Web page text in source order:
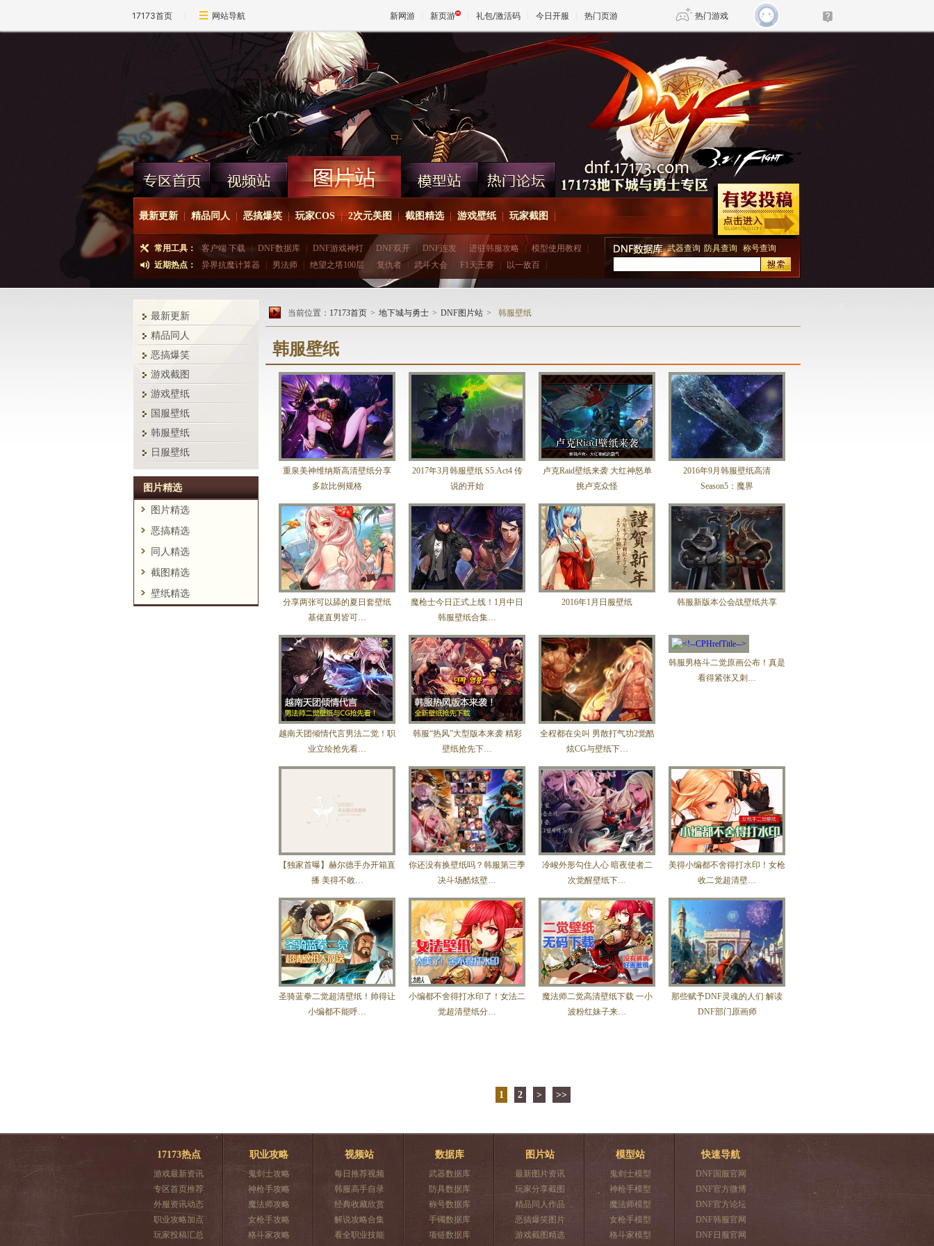
17173首页 网站导航 新网游 新页游 礼包/激活码 今日开服 热门页游 热门游戏
魔兽 DNF 传奇4
天堂 剑网3旗舰版 新天龙八部
王权与自由 诛仙世界 新仙侠5
最新更新 精品同人 恶搞爆笑 | 玩家COS | 2次元美图 | 截图精选 | 游戏壁纸 玩家截图
常用工具： 客户端 下载 DNF数据库 DNF游戏神灯 | DNF双开 DNF连发 进驻韩服攻略 模型使用教程
近期热点：
异界抗魔计算器 男法师 绝望之塔100层 复仇者 武斗大会 F1天王赛 以一敌百
武器查询 防具查询 称号查询
最新更新
精品同人
恶搞爆笑
游戏截图
游戏壁纸
国服壁纸
韩服壁纸
日服壁纸
图片精选
图片精选
恶搞精选
同人精选
截图精选
壁纸精选
当前位置： 17173首页 > 地下城与勇士 > DNF图片站 > 韩服壁纸
韩服壁纸
重泉美神维纳斯高清壁纸分享
多款比例规格
2017年3月韩服壁纸 S5.Act4 传
说的开始
卢克Raid壁纸来袭 大红神怒单
挑卢克众怪
2016年9月韩服壁纸高清
Season5：魔界
分享两张可以舔的夏日套壁纸
基佬直男皆可…
魔枪士今日正式上线！1月中日
韩服壁纸合集…
2016年1月日服壁纸 韩服新版本公会战壁纸共享
越南天团倾情代言男法二觉！职
业立绘抢先看…
韩服“热风”大型版本来袭 精彩
壁纸抢先下…
全程都在尖叫 男散打气功2觉酷
炫CG与壁纸下…
韩服男格斗二觉原画公布！真是
看得紧张又刺…
【独家首曝】赫尔德手办开箱直
播 美得不敢…
你还没有换壁纸吗？韩服第三季
决斗场酷炫壁…
冷峻外形勾住人心 暗夜使者二
次觉醒壁纸下…
美得小编都不舍得打水印！女枪
收二觉超清壁…
圣骑蓝拳二觉超清壁纸！帅得让
小编都不能呼…
小编都不舍得打水印了！女法二
觉超清壁纸分…
魔法师二觉高清壁纸下载 一小
波粉红妹子来…
那些赋予DNF灵魂的人们 解读
DNF部门原画师
1 2 > >>
17173热点
游戏最新资讯
专区首页推荐
外服资讯动态
职业攻略加点
玩家投稿汇总
职业攻略
鬼剑士攻略
神枪手攻略
魔法师攻略
女枪手攻略
格斗家攻略
视频站
每日推荐视频
韩服高手自录
经典收藏欣赏
解说攻略合集
看全职业技能
数据库
武器数据库
防具数据库
称号数据库
手镯数据库
项链数据库
图片站
最新图片资讯
玩家分享截图
精品同人作品
恶搞爆笑图片
游戏截图精选
模型站
鬼剑士模型
神枪手模型
魔法师模型
女枪手模型
格斗家模型
快速导航
DNF国服官网
DNF官方微博
DNF官方论坛
DNF韩服官网
DNF日服官网